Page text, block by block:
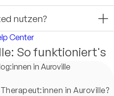
nutzen?
Center
So funktioniert's
in Auroville
in Auroville?